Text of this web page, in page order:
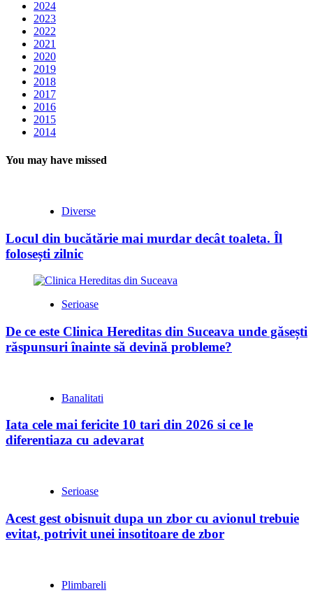
2024
2023
2022
2021
2020
2019
2018
2017
2016
2015
2014
You may have missed
Diverse
Locul din bucătărie mai murdar decât toaleta. Îl
folosești zilnic
Serioase
De ce este Clinica Hereditas din Suceava unde găsești
răspunsuri înainte să devină probleme?
Banalitati
Iata cele mai fericite 10 tari din 2026 si ce le
diferentiaza cu adevarat
Serioase
Acest gest obisnuit dupa un zbor cu avionul trebuie
evitat, potrivit unei insotitoare de zbor
Plimbareli